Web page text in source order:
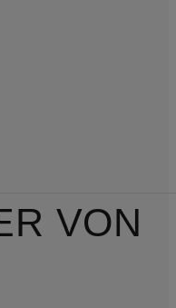
VON